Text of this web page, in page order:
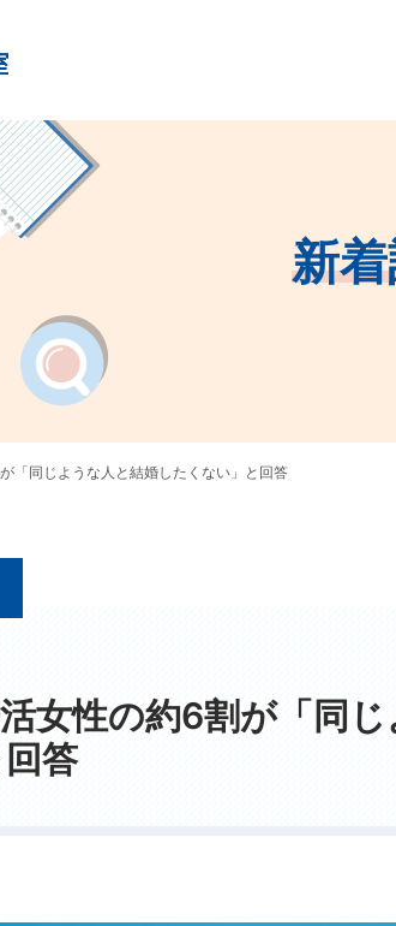
新
「同じような人と結婚したくない」と回答
活女性の約6割が「同
答